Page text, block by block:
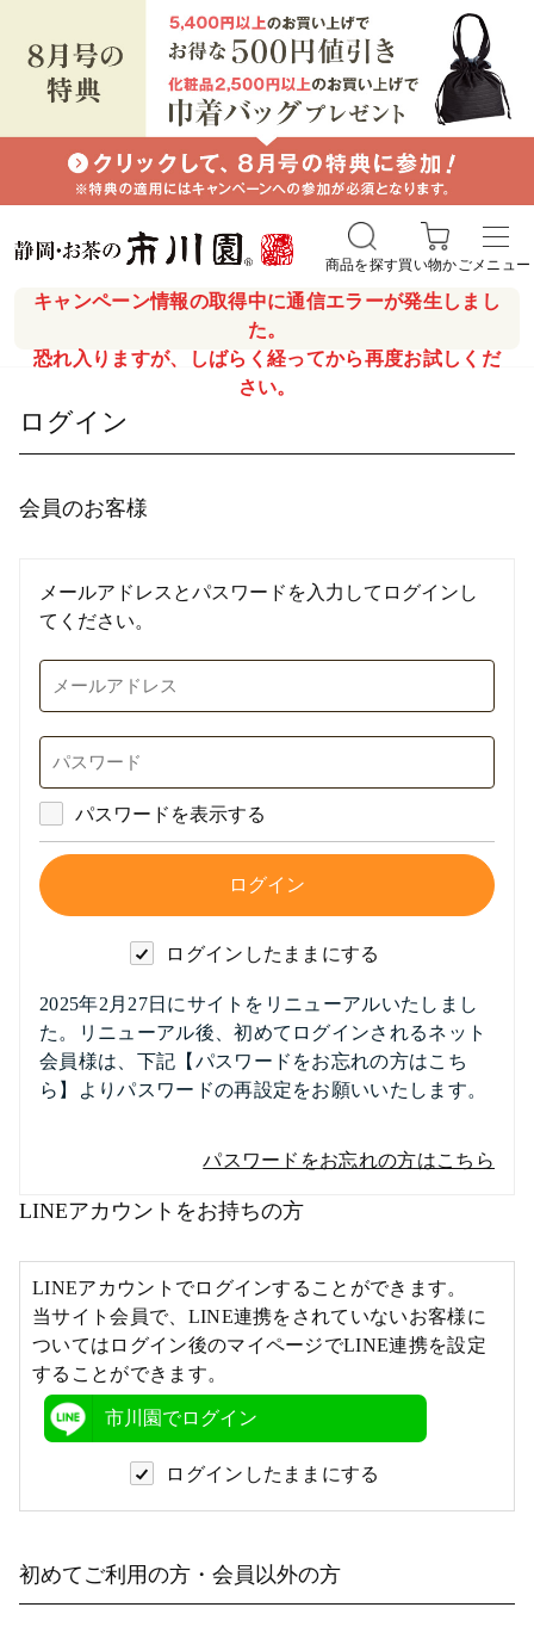
キャンペーン情報の取得中に通信エラーが発生しまし
た。
恐れ入りますが、しばらく経ってから再度お試しくだ
さい。
商品を探す買い物かごメニュー
ログイン
会員のお客様
メールアドレスとパスワードを入力してログインし
てください。
パスワードを表示する
ログインしたままにする
2025年2月27日にサイトをリニューアルいたしまし
た。リニューアル後、初めてログインされるネット
会員様は、下記【パスワードをお忘れの方はこち
ら】よりパスワードの再設定をお願いいたします。
パスワードをお忘れの方はこちら
LINEアカウントをお持ちの方
LINEアカウントでログインすることができます。
当サイト会員で、LINE連携をされていないお客様に
ついてはログイン後のマイページでLINE連携を設定
することができます。
市川園でログイン
ログインしたままにする
初めてご利用の方・会員以外の方